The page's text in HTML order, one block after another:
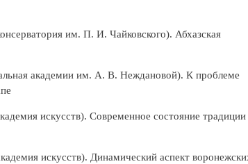
им. П. И. Чайковского). Абхазская
академии им. А. В. Неждановой). К проблеме
искусств). Современное состояние традиции
искусств). Динамический аспект